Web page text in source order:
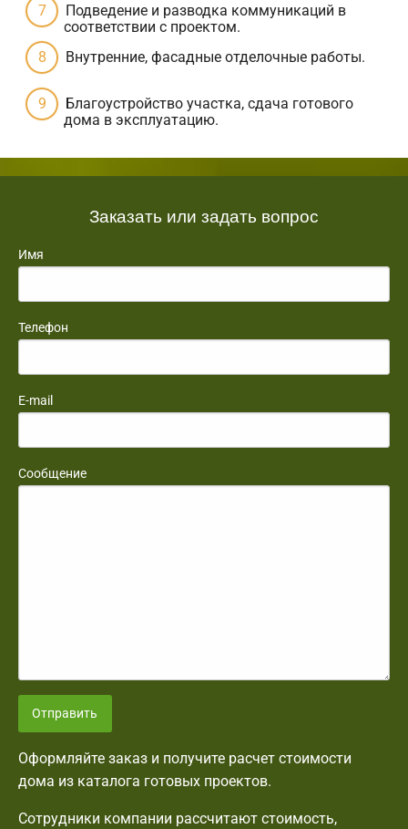
Подведение и разводка коммуникаций в
соответствии с проектом.
Внутренние, фасадные отделочные работы.
Благоустройство участка, сдача готового
дома в эксплуатацию.
Заказать или задать вопрос
Имя
Телефон
E-mail
Сообщение
Отправить
Оформляйте заказ и получите расчет стоимости
дома из каталога готовых проектов.
Сотрудники компании рассчитают стоимость,